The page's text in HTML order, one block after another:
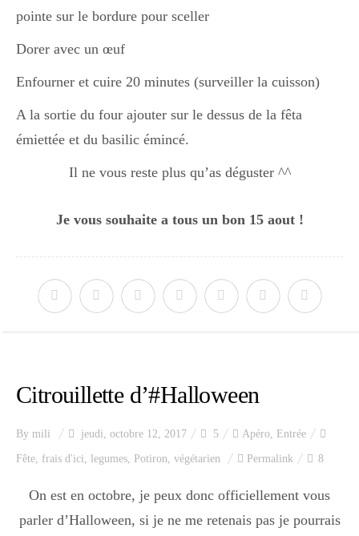
pointe sur le bordure pour sceller
Dorer avec un œuf
Enfourner et cuire 20 minutes (surveiller la cuisson)
A la sortie du four ajouter sur le dessus de la fêta
émiettée et du basilic émincé.
Il ne vous reste plus qu’as déguster ^^
Je vous souhaite a tous un bon 15 aout !
Citrouillette d’#Halloween
By mili jeudi, octobre 12, 2017 5 Apéro, Entrée
Fête, frais d'ici, legumes, Potiron, végétarien Permalink 8
On est en octobre, je peux donc officiellement vous
parler d’Halloween, si je ne me retenais pas je pourrais